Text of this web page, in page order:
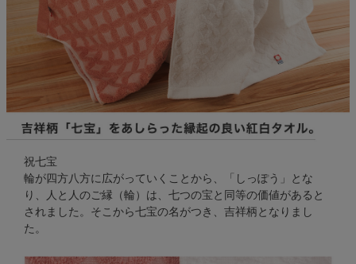
祝七宝
輪が四方八方に広がっていくことから、「しっぽう」とな
り、人と人のご縁（輪）は、七つの宝と同等の価値があると
されました。そこから七宝の名がつき、吉祥柄となりまし
た。